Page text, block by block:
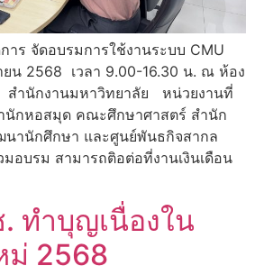
าร จัดอบรมการใช้งานระบบ CMU
ยน 2568 เวลา 9.00-16.30 น. ณ ห้อง
สำนักงานมหาวิทยาลัย หน่วยงานที่
นักหอสมุด คณะศึกษาศาสตร์ สำนัก
นานักศึกษา และศูนย์พันธกิจสากล
อบรม สามารถติอต่อที่งานเงินเดือน
ทำบุญเนื่องใน
ม่ 2568